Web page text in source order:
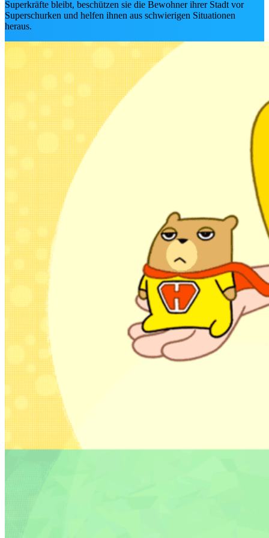
„Ich glaube, ich bin zum Teil deutsch!”
Unser „Descendants: Wicked
Byrd, Kiara Romero & Liamani
Unser Descendants: Wicked Wonderland
mit Alexandro Byrd, Kiara Romero & Liamani
Segura: Worlds Collide Tour, Rapunzel-Wunsch
&…Jetzt lesen ➔
NEU IN DER
Adults: Marathon Day Zur Filmseite ➔
HEIMKINO-
Disney Deals & Angebote
🏰 Disneyland & Parks
Disney Parks
Superkräfte bleibt, beschützen sie die Bewohner ihrer Stadt vor
Superschurken und helfen ihnen aus schwierigen Situationen
heraus.